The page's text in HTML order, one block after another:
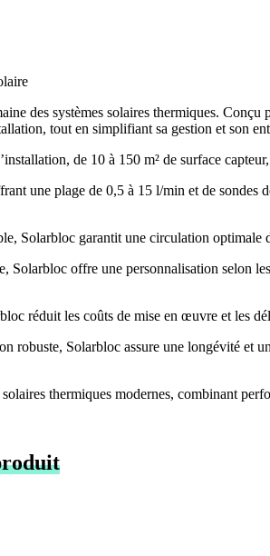
des systèmes solaires thermiques.
tout en simplifiant sa gestion et son
de 10 à 150 m² de surface
une plage de 0,5 à 15 l/min et de
Solarbloc garantit une circulation
Solarbloc offre une personnalisation selon
réduit les coûts de mise en œuvre et les
robuste, Solarbloc assure une longévité
thermiques modernes, combinant